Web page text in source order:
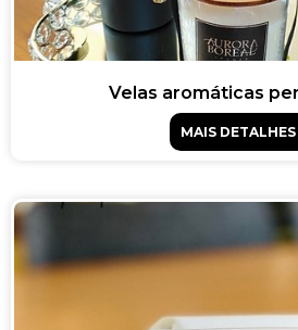
Velas aromáticas
MAIS DETALHES